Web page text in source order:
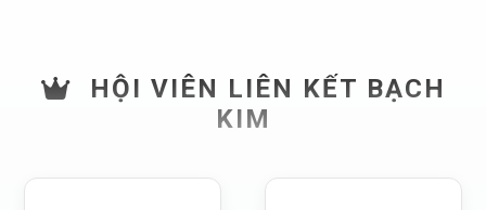
HỘI VIÊN LIÊN KẾT BẠCH
KIM